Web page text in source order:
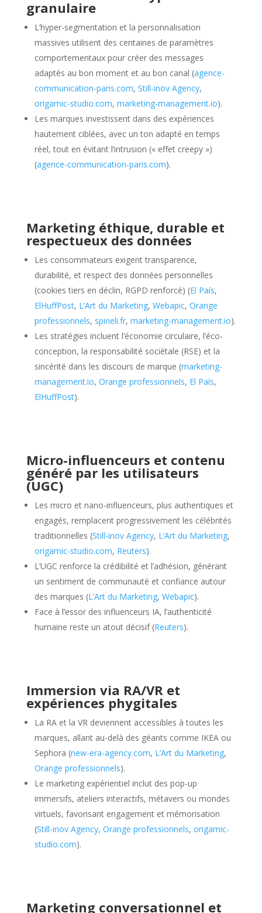
granulaire
L’hyper-segmentation et la personnalisation
massives utilisent des centaines de paramètres
comportementaux pour créer des messages
adaptés au bon moment et au bon canal (agence-
communication-paris.com, Still-inov Agency,
origamic-studio.com, marketing-management.io).
Les marques investissent dans des expériences
hautement ciblées, avec un ton adapté en temps
réel, tout en évitant l’intrusion (« effet creepy »)
(agence-communication-paris.com).
Marketing éthique, durable et
respectueux des données
Les consommateurs exigent transparence,
durabilité, et respect des données personnelles
(cookies tiers en déclin, RGPD renforcé) (El País,
ElHuffPost, L’Art du Marketing, Webapic, Orange
professionnels, spineli.fr, marketing-management.io).
Les stratégies incluent l’économie circulaire, l’éco-
conception, la responsabilité sociétale (RSE) et la
sincérité dans les discours de marque (marketing-
management.io, Orange professionnels, El País,
ElHuffPost).
Micro-influenceurs et contenu
généré par les utilisateurs
(UGC)
Les micro et nano-influenceurs, plus authentiques et
engagés, remplacent progressivement les célébrités
traditionnelles (Still-inov Agency, L’Art du Marketing,
origamic-studio.com, Reuters).
L’UGC renforce la crédibilité et l’adhésion, générant
un sentiment de communauté et confiance autour
des marques (L’Art du Marketing, Webapic).
Face à l’essor des influenceurs IA, l’authenticité
humaine reste un atout décisif (Reuters).
Immersion via RA/VR et
expériences phygitales
La RA et la VR deviennent accessibles à toutes les
marques, allant au-delà des géants comme IKEA ou
Sephora (new-era-agency.com, L’Art du Marketing,
Orange professionnels).
Le marketing expérientiel inclut des pop-up
immersifs, ateliers interactifs, métavers ou mondes
virtuels, favorisant engagement et mémorisation
(Still-inov Agency, Orange professionnels, origamic-
studio.com).
Marketing conversationnel et